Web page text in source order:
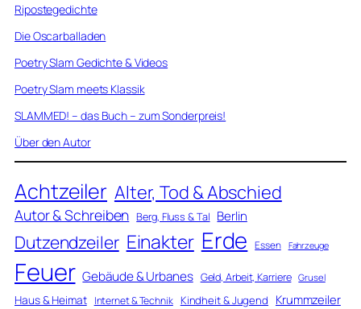
Ripostegedichte
Die Oscarballaden
Poetry Slam Gedichte & Videos
Poetry Slam meets Klassik
SLAMMED! – das Buch – zum Sonderpreis!
Über den Autor
Achtzeiler Alter, Tod & Abschied
Autor & Schreiben Berg, Fluss & Tal Berlin
Dutzendzeiler Einakter Erde Essen Fahrzeuge
Feuer Gebäude & Urbanes Geld, Arbeit, Karriere Grusel
Haus & Heimat Internet & Technik Kindheit & Jugend Krummzeiler